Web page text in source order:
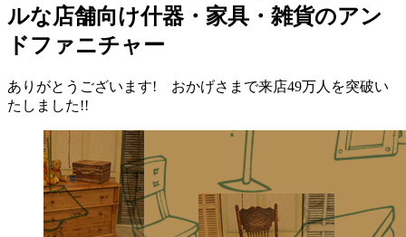
ルな店舗向け什器・家具・雑貨のアン
ドファニチャー
ありがとうございます! おかげさまで来店49万人を突破い
たしました!!